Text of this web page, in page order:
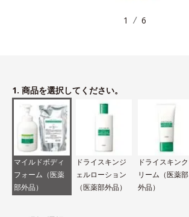
1 6
1. 商品を選択してください。
マイルドボディ
フォーム（医薬
部外品）
ドライスキンジ
ェルローション
（医薬部外品）
ドライスキンク
リーム（医薬部
外品）